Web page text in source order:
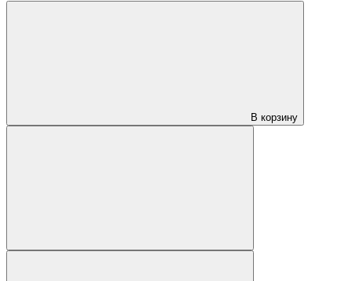
В корзину